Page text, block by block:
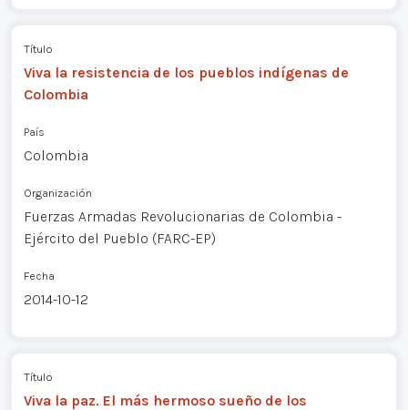
Título
Viva la resistencia de los pueblos indígenas de
Colombia
País
Colombia
Organización
Fuerzas Armadas Revolucionarias de Colombia -
Ejército del Pueblo (FARC-EP)
Fecha
2014-10-12
Título
Viva la paz. El más hermoso sueño de los